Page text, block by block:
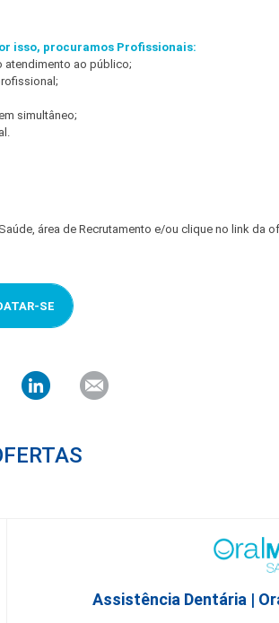
isso, procuramos Profissionais:
atendimento ao público;
simultâneo;
área de Recrutamento e/ou clique no link da
SE
Assistência Dentária |